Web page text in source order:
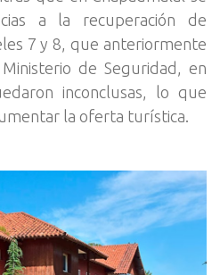
a la recuperación de
7 y 8, que anteriormente
de Seguridad, en
inconclusas, lo que
la oferta turística.